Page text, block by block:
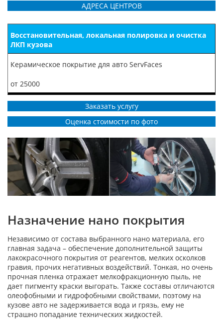
АДРЕСА ЦЕНТРОВ
Восстановительная, локальная полировка и очистка
ЛКП кузова
Керамическое покрытие для авто ServFaces
от 25000
Заказать услугу
Оценка стоимости по фото
Назначение нано покрытия
Независимо от состава выбранного нано материала, его
главная задача – обеспечение дополнительной защиты
лакокрасочного покрытия от реагентов, мелких осколков
гравия, прочих негативных воздействий. Тонкая, но очень
прочная пленка отражает мелкофракционную пыль, не
дает пигменту краски выгорать. Также составы отличаются
олеофобными и гидрофобными свойствами, поэтому на
кузове авто не задерживается вода и грязь, ему не
страшно попадание технических жидкостей.